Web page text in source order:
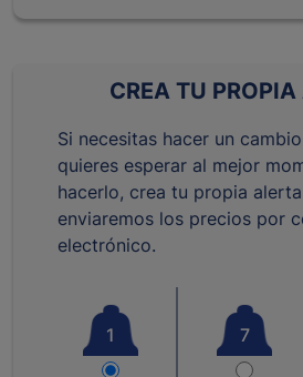
CREA TU PROPIA
Si necesitas hacer un
quieres esperar al mejor
hacerlo, crea tu propia
enviaremos los precios por
electrónico.
1 7